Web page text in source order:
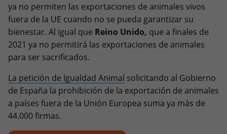
ya no permiten las exportaciones de animales vivos
fuera de la UE cuando no se pueda garantizar su
bienestar. Al igual que Reino Unido, que a finales de
2021 ya no permitirá las exportaciones de animales
para ser sacrificados.
La petición de Igualdad Animal solicitando al Gobierno
de España la prohibición de la exportación de animales
a países fuera de la Unión Europea suma ya más de
44.000 firmas.